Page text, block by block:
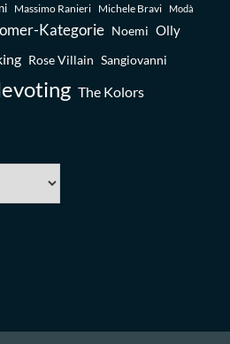
Massimo Ranieri Michele Bravi Modà
Kategorie Noemi Olly
Rose Villain Sangiovanni
The Kolors